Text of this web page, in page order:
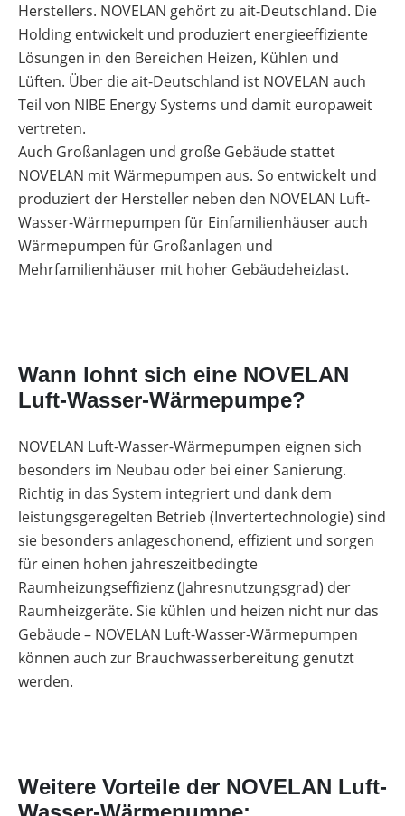
Herstellers. NOVELAN gehört zu ait-Deutschland. Die
Holding entwickelt und produziert energieeffiziente
Lösungen in den Bereichen Heizen, Kühlen und
Lüften. Über die ait-Deutschland ist NOVELAN auch
Teil von NIBE Energy Systems und damit europaweit
vertreten.
Auch Großanlagen und große Gebäude stattet
NOVELAN mit Wärmepumpen aus. So entwickelt und
produziert der Hersteller neben den NOVELAN Luft-
Wasser-Wärmepumpen für Einfamilienhäuser auch
Wärmepumpen für Großanlagen und
Mehrfamilienhäuser mit hoher Gebäudeheizlast.
Wann lohnt sich eine NOVELAN
Luft-Wasser-Wärmepumpe?
NOVELAN Luft-Wasser-Wärmepumpen eignen sich
besonders im Neubau oder bei einer Sanierung.
Richtig in das System integriert und dank dem
leistungsgeregelten Betrieb (Invertertechnologie) sind
sie besonders anlageschonend, effizient und sorgen
für einen hohen jahreszeitbedingte
Raumheizungseffizienz (Jahresnutzungsgrad) der
Raumheizgeräte. Sie kühlen und heizen nicht nur das
Gebäude – NOVELAN Luft-Wasser-Wärmepumpen
können auch zur Brauchwasserbereitung genutzt
werden.
Weitere Vorteile der NOVELAN Luft-